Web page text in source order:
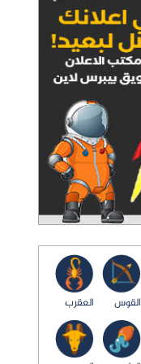
القوس العقرب